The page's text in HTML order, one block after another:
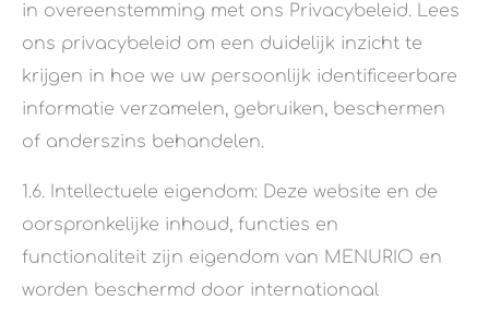
in overeenstemming met ons Privacybeleid. Lees
ons privacybeleid om een duidelijk inzicht te
krijgen in hoe we uw persoonlijk identificeerbare
informatie verzamelen, gebruiken, beschermen
of anderszins behandelen.
1.6. Intellectuele eigendom: Deze website en de
oorspronkelijke inhoud, functies en
functionaliteit zijn eigendom van MENURIO en
worden beschermd door internationaal